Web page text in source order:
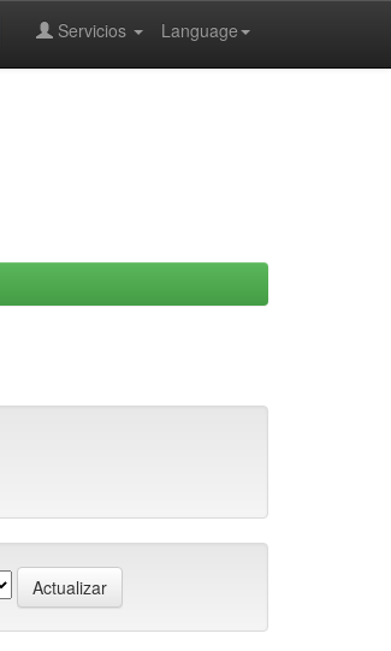
Language
Servicios